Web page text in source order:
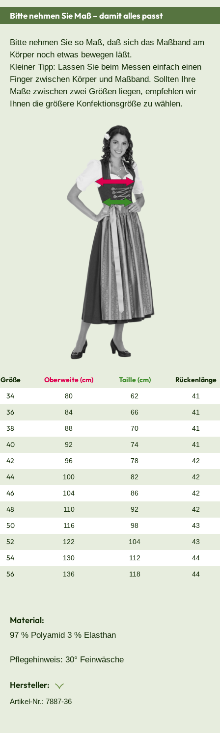
Bitte nehmen Sie Maß – damit alles passt
Bitte nehmen Sie so Maß, daß sich das Maßband am
Körper noch etwas bewegen läßt.
Kleiner Tipp: Lassen Sie beim Messen einfach einen
Finger zwischen Körper und Maßband. Sollten Ihre
Maße zwischen zwei Größen liegen, empfehlen wir
Ihnen die größere Konfektionsgröße zu wählen.
Größe Oberweite (cm) Taille (cm)
Rückenlänge
34
80 62 41
36 84 66 41
38 88 70 41
40 92 74 41
42 96 78 42
44 100 82 42
46 104 86 42
48 110 92 42
50 116 98 43
52 122 104 43
54 130 112 44
56 136 118 44
Material:
97 % Polyamid 3 % Elasthan
Pflegehinweis: 30° Feinwäsche
Hersteller:
Artikel-Nr.: 7887-36